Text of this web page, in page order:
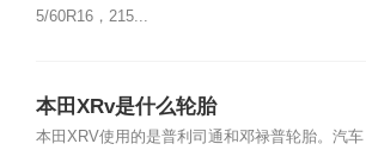
5/60R16，215...
本田XRv是什么轮胎
本田XRV使用的是普利司通和邓禄普轮胎。汽车